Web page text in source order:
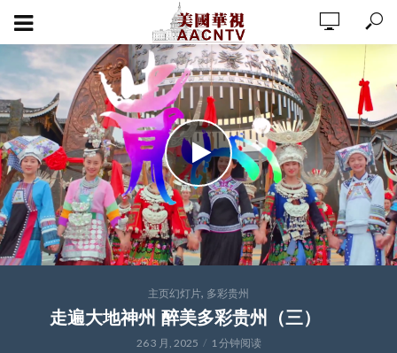
主页幻灯片, 多彩贵州
走遍大地神州 醉美多彩贵州（三）
26 3 月, 2025 1 分钟阅读